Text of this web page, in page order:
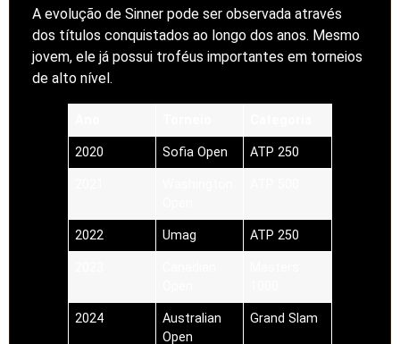
A evolução de Sinner pode ser observada através
dos títulos conquistados ao longo dos anos. Mesmo
jovem, ele já possui troféus importantes em torneios
de alto nível.
2020 Sofia Open ATP 250
2022 Umag ATP 250
2024
Australian
Open
Grand Slam